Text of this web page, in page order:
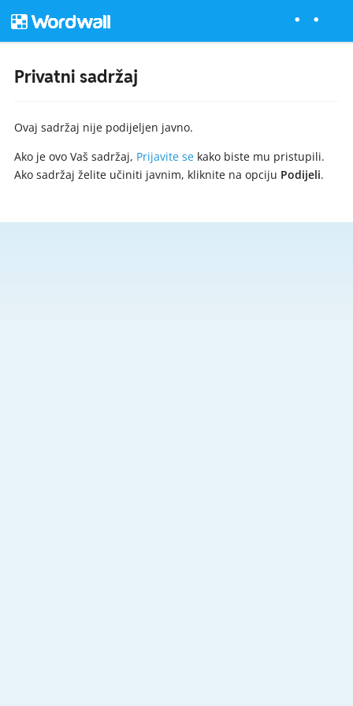
Privatni sadržaj
Ovaj sadržaj nije podijeljen javno.
Ako je ovo Vaš sadržaj, Prijavite sekako biste mu pristupili.
Ako sadržaj želite učiniti javnim, kliknite na opciju Podijeli.